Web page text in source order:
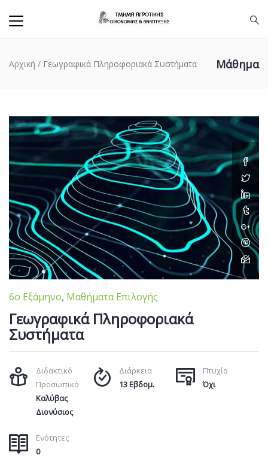
Μάθημα
Αρχική / Γεωγραφικά Πληροφοριακά Συστήματα
6ο Εξάμηνο, Μαθήματα Επιλογής
Γεωγραφικά Πληροφοριακά
Συστήματα
Διδακτικό
Προσωπικό
Καλύβας
Διονύσιος
Διάρκεια
13 Εβδομ.
Πτυχίο
Όχι
Ενότητες
0